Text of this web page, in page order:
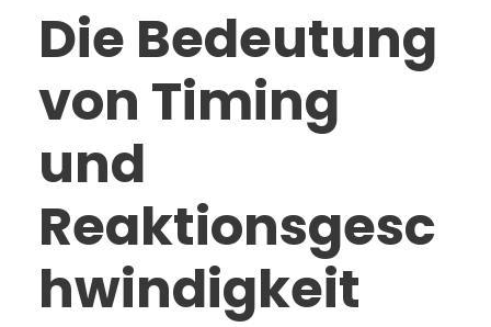
Die Bedeutung
von Timing
und
Reaktionsgesc
hwindigkeit